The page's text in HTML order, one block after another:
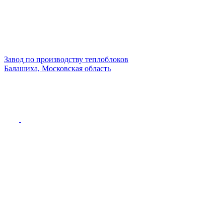
Завод по производству теплоблоков
Балашиха, Московская область